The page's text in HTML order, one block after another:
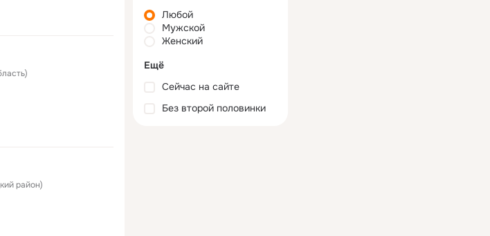
район)
Любой
Мужской
Женский
Ещё
Сейчас на сайте
Без второй половинки